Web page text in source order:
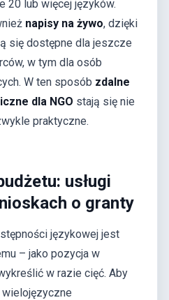
20 lub więcej języków.
napisy na żywo, dzięki
się dostępne dla jeszcze
w tym dla osób
W ten sposób zdalne
dla NGO stają się nie
praktyczne.
usługi
o granty
językowej jest
– jako pozycja w
w razie cięć. Aby